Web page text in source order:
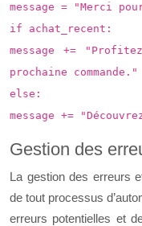
message = "Merci
if achat_recent:
message +=
prochaine commande."
else:
message +=
Gestion des
La gestion des erreurs
de tout processus
erreurs potentielles et